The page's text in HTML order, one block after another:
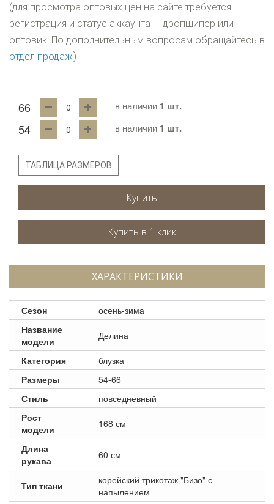
(для просмотра оптовых цен на сайте требуется
регистрация и статус аккаунта — дропшипер или
оптовик. По дополнительным вопросам обращайтесь в
отдел продаж)
66 в наличии 1 шт.
54 в наличии 1 шт.
ТАБЛИЦА РАЗМЕРОВ
Купить
ХАРАКТЕРИСТИКИ
Сезон
осень-зима
Название
модели
Делина
Категория
блузка
Размеры
54-66
Стиль
повседневный
Рост
модели
168 см
Длина
рукава
60 см
Тип ткани
корейский трикотаж "Бизо" с
напылением